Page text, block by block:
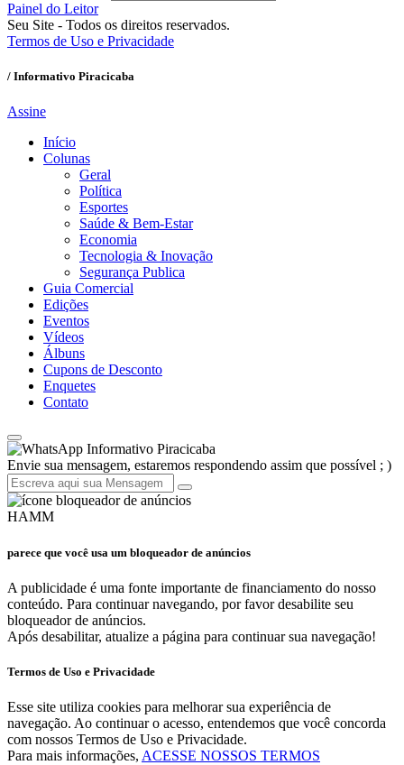
Painel do Leitor
Seu Site - Todos os direitos reservados.
Termos de Uso e Privacidade
/ Informativo Piracicaba
Assine
Início
Colunas
Geral
Política
Esportes
Saúde & Bem-Estar
Economia
Tecnologia & Inovação
Segurança Publica
Guia Comercial
Edições
Eventos
Vídeos
Álbuns
Cupons de Desconto
Enquetes
Contato
Informativo Piracicaba
Envie sua mensagem, estaremos respondendo assim que possível ; )
HAMM
parece que você usa um bloqueador de anúncios
A publicidade é uma fonte importante de financiamento do nosso
conteúdo. Para continuar navegando, por favor desabilite seu
bloqueador de anúncios.
Após desabilitar, atualize a página para continuar sua navegação!
Termos de Uso e Privacidade
Esse site utiliza cookies para melhorar sua experiência de
navegação. Ao continuar o acesso, entendemos que você concorda
com nossos Termos de Uso e Privacidade.
Para mais informações, ACESSE NOSSOS TERMOS